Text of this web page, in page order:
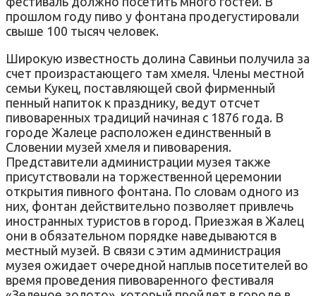
прошлом году пиво у фонтана продегустировали
свыше 100 тысяч человек.
Широкую известность долина Савиньи получила за
счет произрастающего там хмеля. Члены местной
семьи Кукец, поставляющей свой фирменный
пенный напиток к празднику, ведут отсчет
пивоваренных традиций начиная с 1876 года. В
городе Жалеце расположен единственный в
Словении музей хмеля и пивоварения.
Представители администрации музея также
присутствовали на торжественной церемонии
открытия пивного фонтана. По словам одного из
них, фонтан действительно позволяет привлечь
иностранных туристов в город. Приезжая в Жалец
они в обязательном порядке наведываются в
местный музей. В связи с этим администрация
музея ожидает очередной наплыв посетителей во
время проведения пивоваренного фестиваля